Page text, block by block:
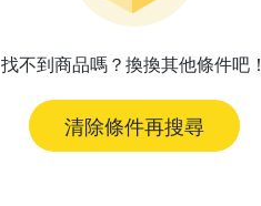
找不到商品嗎？換換其他條件吧！
清除條件再搜尋